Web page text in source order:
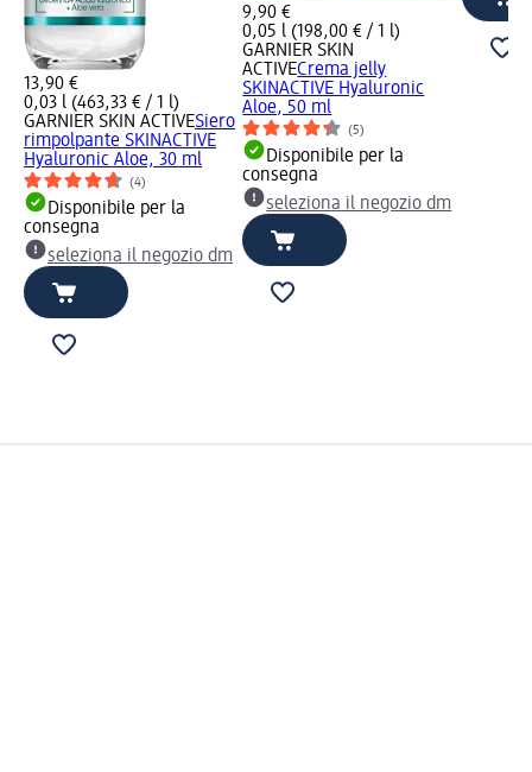
13,90 €
0,03 l (463,33 € / 1 l)
GARNIER SKIN ACTIVESiero
rimpolpante SKINACTIVE
Hyaluronic Aloe, 30 ml
(4)
Disponibile per la
consegna
seleziona il negozio dm
9,90 €
0,05 l (198,00 € / 1 l)
GARNIER SKIN
ACTIVECrema jelly
SKINACTIVE Hyaluronic
Aloe, 50 ml
(5)
Disponibile per la
consegna
seleziona il negozio dm